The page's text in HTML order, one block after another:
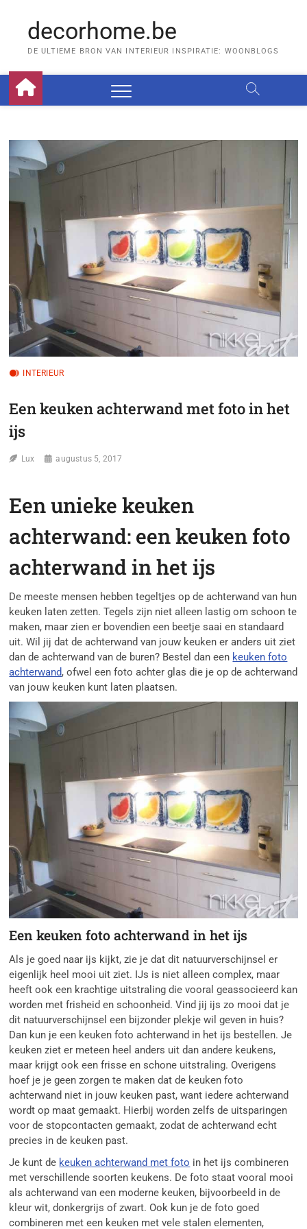
contentdecorhome.be
DE ULTIEME BRON VAN INTERIEUR INSPIRATIE: WOONBLOGS
INTERIEUR
Een keuken achterwand met foto in het
ijs
Lux augustus 5, 2017
Een unieke keuken
achterwand: een keuken foto
achterwand in het ijs
De meeste mensen hebben tegeltjes op de achterwand van hun
keuken laten zetten. Tegels zijn niet alleen lastig om schoon te
maken, maar zien er bovendien een beetje saai en standaard
uit. Wil jij dat de achterwand van jouw keuken er anders uit ziet
dan de achterwand van de buren? Bestel dan een keuken foto
achterwand, ofwel een foto achter glas die je op de achterwand
van jouw keuken kunt laten plaatsen.
Een keuken foto achterwand in het ijs
Als je goed naar ijs kijkt, zie je dat dit natuurverschijnsel er
eigenlijk heel mooi uit ziet. IJs is niet alleen complex, maar
heeft ook een krachtige uitstraling die vooral geassocieerd kan
worden met frisheid en schoonheid. Vind jij ijs zo mooi dat je
dit natuurverschijnsel een bijzonder plekje wil geven in huis?
Dan kun je een keuken foto achterwand in het ijs bestellen. Je
keuken ziet er meteen heel anders uit dan andere keukens,
maar krijgt ook een frisse en schone uitstraling. Overigens
hoef je je geen zorgen te maken dat de keuken foto
achterwand niet in jouw keuken past, want iedere achterwand
wordt op maat gemaakt. Hierbij worden zelfs de uitsparingen
voor de stopcontacten gemaakt, zodat de achterwand echt
precies in de keuken past.
Je kunt de keuken achterwand met foto in het ijs combineren
met verschillende soorten keukens. De foto staat vooral mooi
als achterwand van een moderne keuken, bijvoorbeeld in de
kleur wit, donkergrijs of zwart. Ook kun je de foto goed
combineren met een keuken met vele stalen elementen,